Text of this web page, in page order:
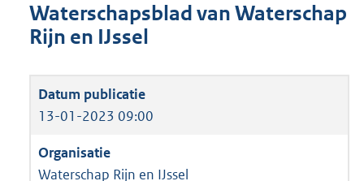
Waterschapsblad van Waterschap
Rijn en IJssel
13-01-2023 09:00
Waterschap Rijn en IJssel